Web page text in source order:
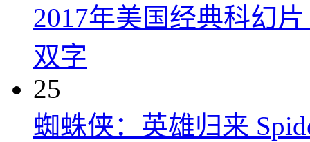
2017年美国经典科幻
双字
25
蜘蛛侠：英雄归来